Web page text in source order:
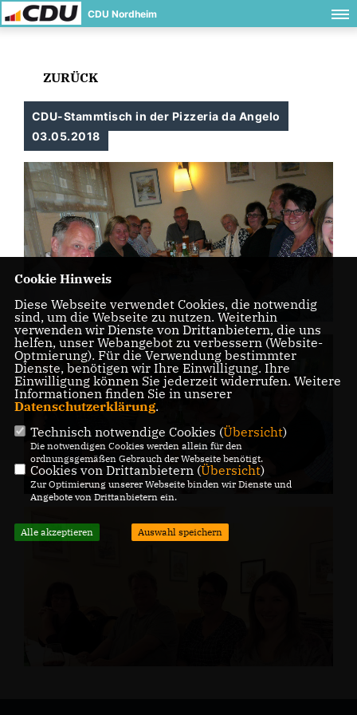
CDU Nordheim
ZURÜCK
CDU-Stammtisch in der Pizzeria da Angelo
03.05.2018
Cookie Hinweis
Diese Webseite verwendet Cookies, die notwendig
sind, um die Webseite zu nutzen. Weiterhin
verwenden wir Dienste von Drittanbietern, die uns
helfen, unser Webangebot zu verbessern (Website-
Optmierung). Für die Verwendung bestimmter
Dienste, benötigen wir Ihre Einwilligung. Ihre
Einwilligung können Sie jederzeit widerrufen. Weitere
Informationen finden Sie in unserer
Datenschutzerklärung.
Technisch notwendige Cookies (Übersicht)
Die notwendigen Cookies werden allein für den
ordnungsgemäßen Gebrauch der Webseite benötigt.
Cookies von Drittanbietern (Übersicht)
Zur Optimierung unserer Webseite binden wir Dienste und
Angebote von Drittanbietern ein.
Alle akzeptieren Auswahl speichern